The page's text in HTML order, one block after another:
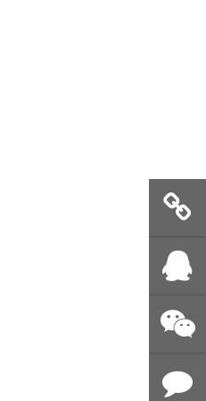
即时推送
留言
QQ客服
微信公众